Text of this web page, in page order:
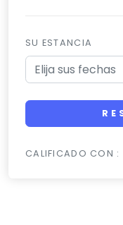
SU ESTANCIA
CALIFICADO CON